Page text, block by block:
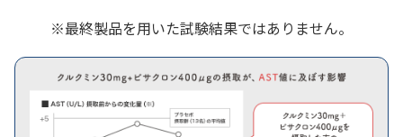
※最終製品を用いた試験結果ではありません。